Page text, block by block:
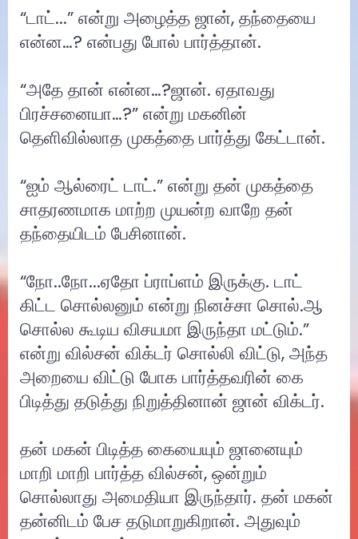
“டாட்...” என்று அழைத்த ஜான், தந்தையை
என்ன…? என்பது போல் பார்த்தான்.
“அதே தான் என்ன…?ஜான். ஏதாவது
பிரச்சனையா…?” என்று மகனின்
தெளிவில்லாத முகத்தை பார்த்து கேட்டான்.
“ஐம் ஆல்ரைட் டாட்.” என்று தன் முகத்தை
சாதரணமாக மாற்ற முயன்ற வாறே தன்
தந்தையிடம் பேசினான்.
“நோ..நோ...ஏதோ ப்ராப்ளம் இருக்கு. டாட்
கிட்ட சொல்லனும் என்று நினச்சா சொல்.ஆ
சொல்ல கூடிய விசயமா இருந்தா மட்டும்.”
என்று வில்சன் விக்டர் சொல்லி விட்டு, அந்த
அறையை விட்டு போக பார்த்தவரின் கை
பிடித்து தடுத்து நிறுத்தினான் ஜான் விக்டர்.
தன் மகன் பிடித்த கையையும் ஜானையும்
மாறி மாறி பார்த்த வில்சன், ஒன்றும்
சொல்லாது அமைதியா இருந்தார். தன் மகன்
தன்னிடம் பேச தடுமாறுகிறான். அதுவும்